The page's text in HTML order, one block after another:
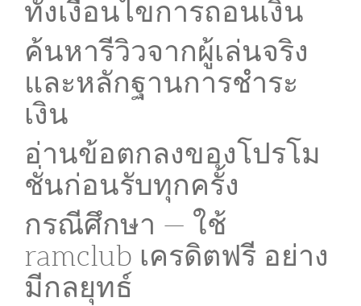
ทั้งเงื่อนไขการถอนเงิน
ค้นหารีวิวจากผู้เล่นจริง
และหลักฐานการชำระ
เงิน
อ่านข้อตกลงของโปรโม
ชั่นก่อนรับทุกครั้ง
กรณีศึกษา — ใช้
ramclub เครดิตฟรี อย่าง
มีกลยุทธ์